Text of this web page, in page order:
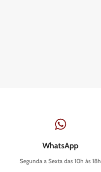
WhatsApp
Segunda a Sexta das 10h às 18h